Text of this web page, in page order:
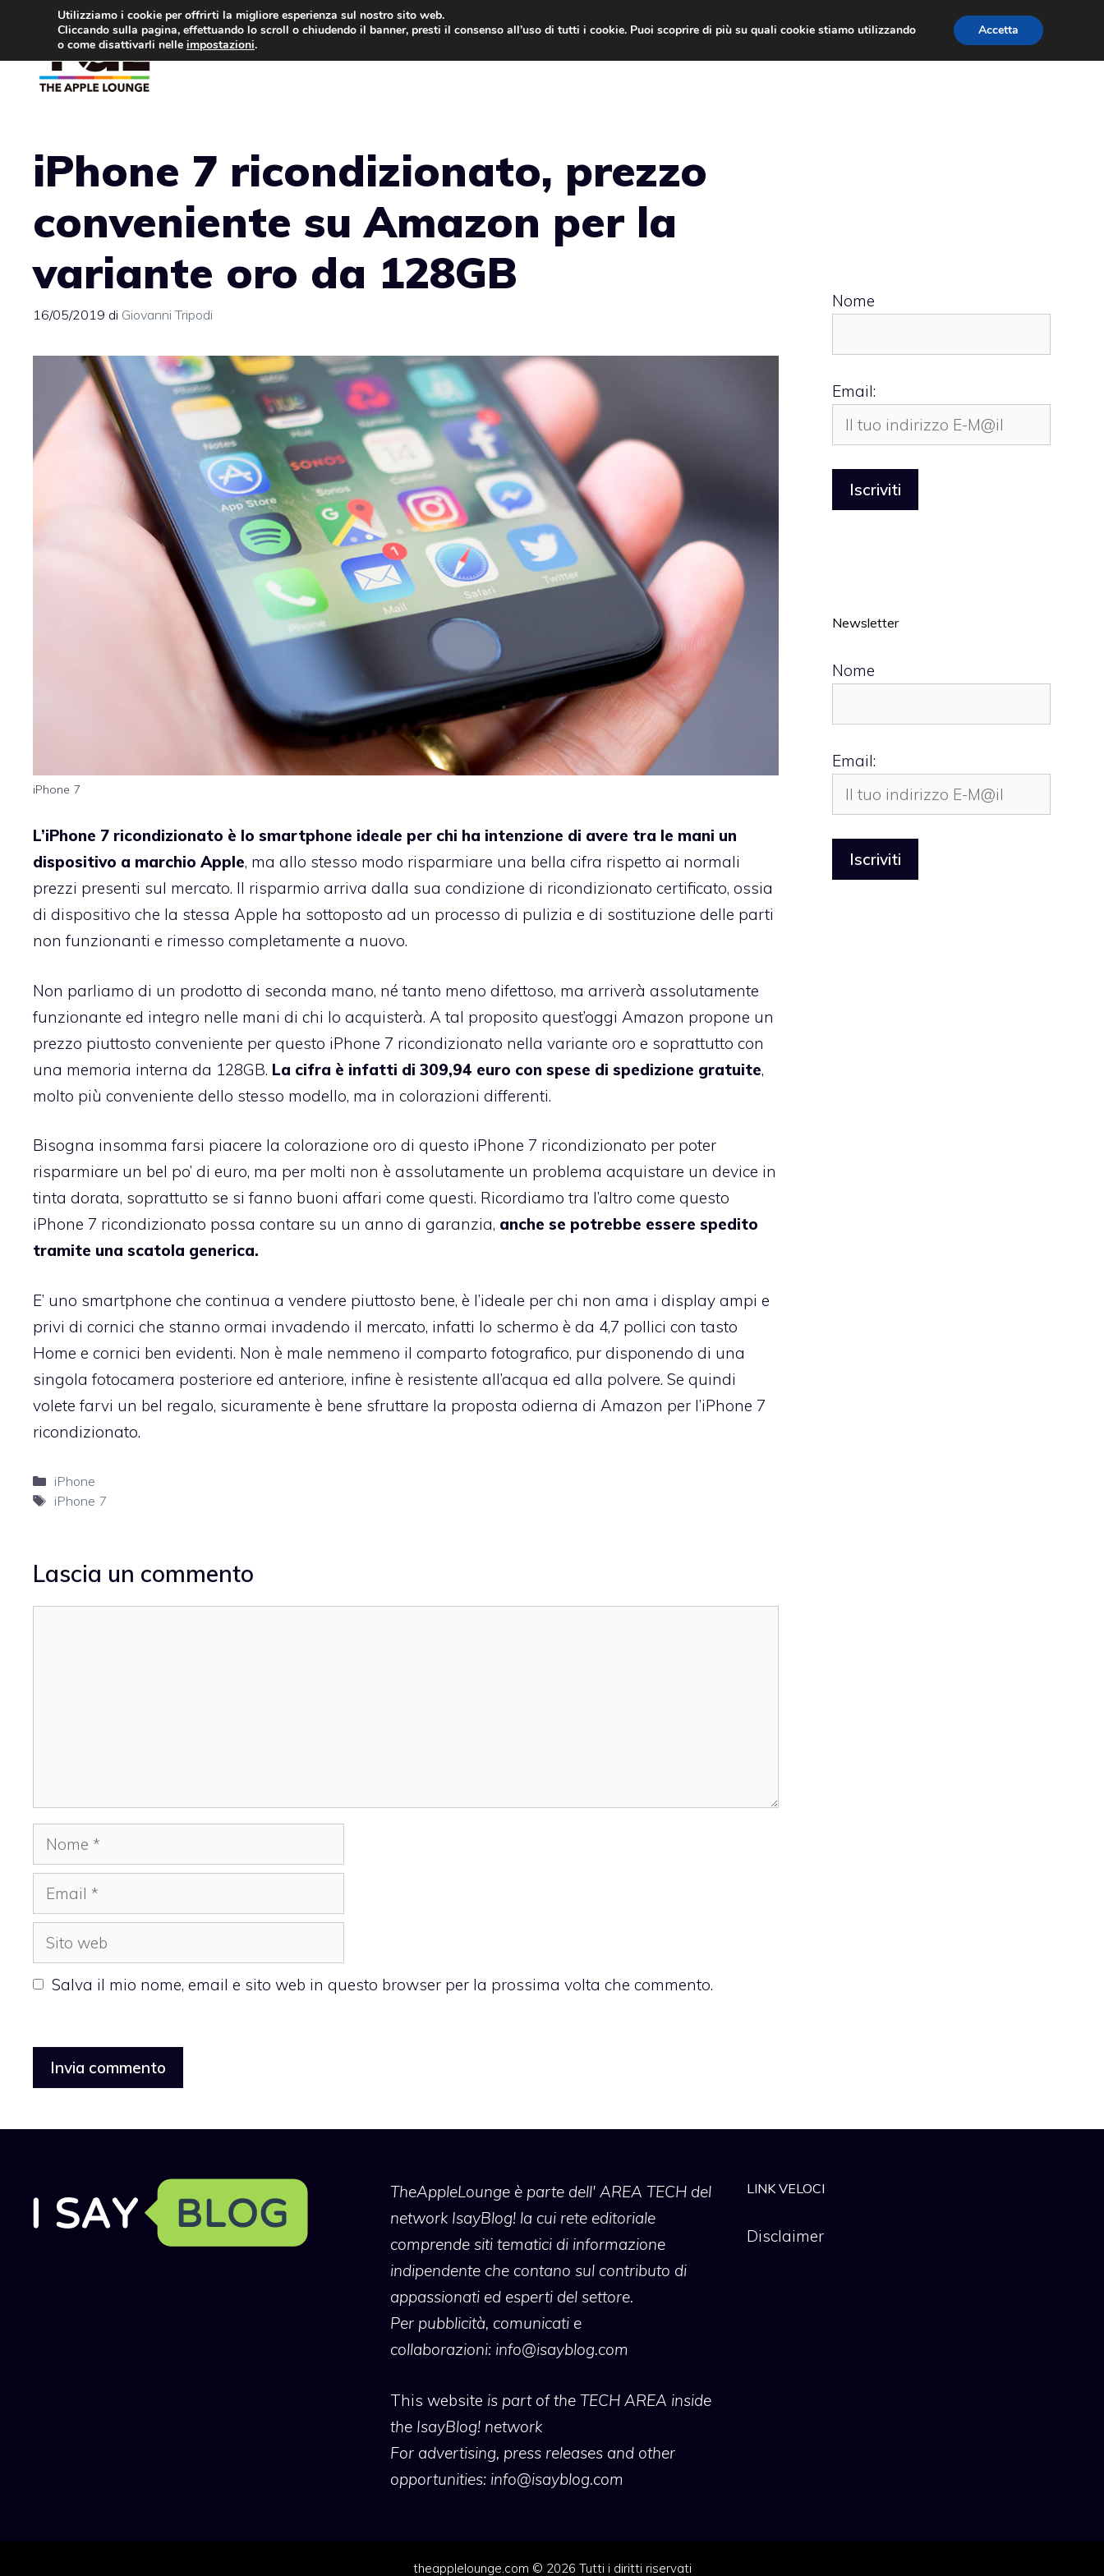
contenuto
iPhone 7 ricondizionato, prezzo
conveniente su Amazon per la
variante oro da 128GB
16/05/2019 di Giovanni Tripodi
iPhone 7
L’iPhone 7 ricondizionato è lo smartphone ideale per chi ha intenzione di avere tra le mani un
dispositivo a marchio Apple, ma allo stesso modo risparmiare una bella cifra rispetto ai normali
prezzi presenti sul mercato. Il risparmio arriva dalla sua condizione di ricondizionato certificato, ossia
di dispositivo che la stessa Apple ha sottoposto ad un processo di pulizia e di sostituzione delle parti
non funzionanti e rimesso completamente a nuovo.
Non parliamo di un prodotto di seconda mano, né tanto meno difettoso, ma arriverà assolutamente
funzionante ed integro nelle mani di chi lo acquisterà. A tal proposito quest’oggi Amazon propone un
prezzo piuttosto conveniente per questo iPhone 7 ricondizionato nella variante oro e soprattutto con
una memoria interna da 128GB. La cifra è infatti di 309,94 euro con spese di spedizione gratuite,
molto più conveniente dello stesso modello, ma in colorazioni differenti.
Bisogna insomma farsi piacere la colorazione oro di questo iPhone 7 ricondizionato per poter
risparmiare un bel po’ di euro, ma per molti non è assolutamente un problema acquistare un device in
tinta dorata, soprattutto se si fanno buoni affari come questi. Ricordiamo tra l’altro come questo
iPhone 7 ricondizionato possa contare su un anno di garanzia, anche se potrebbe essere spedito
tramite una scatola generica.
E’ uno smartphone che continua a vendere piuttosto bene, è l’ideale per chi non ama i display ampi e
privi di cornici che stanno ormai invadendo il mercato, infatti lo schermo è da 4,7 pollici con tasto
Home e cornici ben evidenti. Non è male nemmeno il comparto fotografico, pur disponendo di una
singola fotocamera posteriore ed anteriore, infine è resistente all’acqua ed alla polvere. Se quindi
volete farvi un bel regalo, sicuramente è bene sfruttare la proposta odierna di Amazon per l’iPhone 7
ricondizionato.
Categorie
iPhone
Tag
iPhone 7
Lascia un commento
Nome
Email
Sito
web
Salva il mio nome, email e sito web in questo browser per la prossima volta che commento.
Nome
Email:
Newsletter
Nome
Email:
TheAppleLoungeè parte dell' AREA TECH del
network IsayBlog! la cui rete editoriale
comprende siti tematici di informazione
indipendente che contano sul contributo di
appassionati ed esperti del settore.
Per pubblicità, comunicati e
collaborazioni: info@isayblog.com
This website is part of the TECH AREA inside
the IsayBlog! network
For advertising, press releases and other
opportunities: info@isayblog.com
LINK VELOCI
Disclaimer
theapplelounge.com © 2026 Tutti i diritti riservati
Utilizziamo i cookie per offrirti la migliore esperienza sul nostro sito web.
Cliccando sulla pagina, effettuando lo scroll o chiudendo il banner, presti il consenso all’uso di tutti i cookie. Puoi scoprire di più su quali cookie stiamo utilizzando
o come disattivarli nelle impostazioni.
Accetta